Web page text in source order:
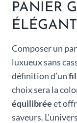
PANIER
ÉLÉGANT
Composer un
luxueux sans
définition d’unfil
choix sera la
équilibréeet
saveurs.